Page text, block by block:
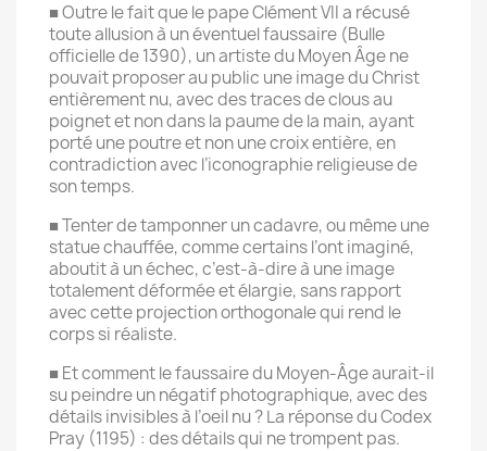
■ Outre le fait que le pape Clément VII a récusé
toute allusion à un éventuel faussaire (Bulle
officielle de 1390), un artiste du Moyen Âge ne
pouvait proposer au public une image du Christ
entièrement nu, avec des traces de clous au
poignet et non dans la paume de la main, ayant
porté une poutre et non une croix entière, en
contradiction avec l’iconographie religieuse de
son temps.
■ Tenter de tamponner un cadavre, ou même une
statue chauffée, comme certains l’ont imaginé,
aboutit à un échec, c’est-à-dire à une image
totalement déformée et élargie, sans rapport
avec cette projection orthogonale qui rend le
corps si réaliste.
■ Et comment le faussaire du Moyen-Âge aurait-il
su peindre un négatif photographique, avec des
détails invisibles à l’oeil nu ? La réponse du Codex
Pray (1195) : des détails qui ne trompent pas.